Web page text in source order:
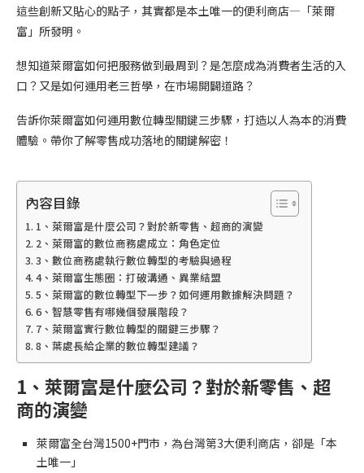
這些創新又貼心的點子，其實都是本土唯一的便利商店—「萊爾
富」所發明。
想知道萊爾富如何把服務做到最周到？是怎麼成為消費者生活的入
口？又是如何運用老三哲學，在市場開闢道路？
告訴你萊爾富如何運用數位轉型關鍵三步驟，打造以人為本的消費
體驗。帶你了解零售成功落地的關鍵解密！
內容目錄
1、萊爾富是什麼公司？對於新零售、超商的演變
2、萊爾富的數位商務處成立：角色定位
3、數位商務處執行數位轉型的考驗與過程
4、萊爾富生態圈：打破溝通、異業結盟
5、萊爾富的數位轉型下一步？如何運用數據解決問題？
6、智慧零售有哪幾個發展階段？
7、萊爾富實行數位轉型的關鍵三步驟？
8、葉處長給企業的數位轉型建議？
1、 萊爾富是什麼公司？對於新零售、超
商的演變
萊爾富全台灣1500+門市，為台灣第3大便利商店，卻是「本
土唯一」